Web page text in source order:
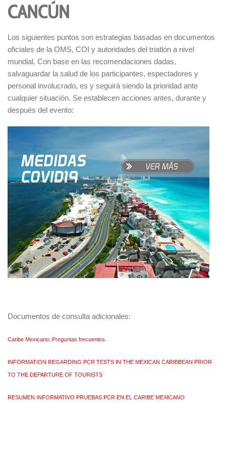
CANCÚN
Los siguientes puntos son estrategias basadas en documentos
oficiales de la OMS, COI y autoridades del triatlón a nivel
mundial. Con base en las recomendaciones dadas,
salvaguardar la salud de los participantes, espectadores y
personal involucrado, es y seguirá siendo la prioridad ante
cualquier situación. Se establecen acciones antes, durante y
después del evento:
Documentos de consulta adicionales:
Caribe Mexicano: Preguntas frecuentes.
INFORMATION REGARDING PCR TESTS IN THE MEXICAN CARIBBEAN PRIOR
TO THE DEPARTURE OF TOURISTS
RESUMEN INFORMATIVO PRUEBAS PCR EN EL CARIBE MEXICANO